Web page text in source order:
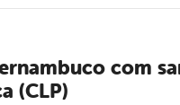
com
(CLP)